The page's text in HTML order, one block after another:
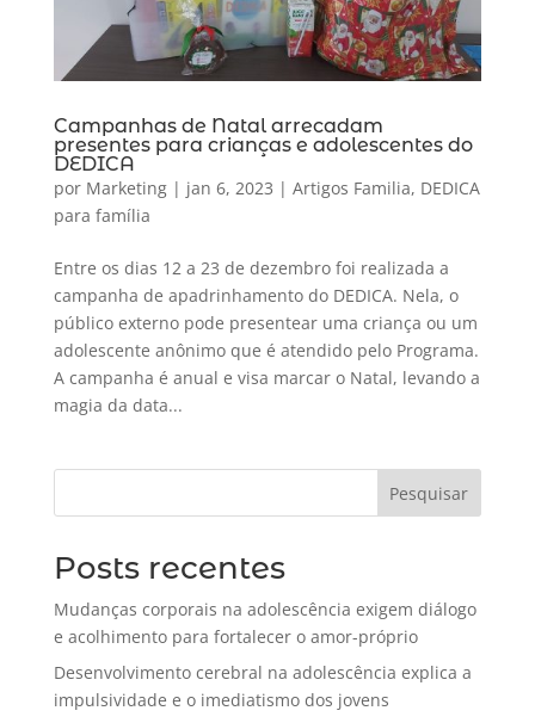
Campanhas de Natal arrecadam
presentes para crianças e adolescentes do
DEDICA
por Marketing| jan 6, 2023 | Artigos Familia, DEDICA
para família
Entre os dias 12 a 23 de dezembro foi realizada a
campanha de apadrinhamento do DEDICA. Nela, o
público externo pode presentear uma criança ou um
adolescente anônimo que é atendido pelo Programa.
A campanha é anual e visa marcar o Natal, levando a
magia da data...
Pesquisar
Posts recentes
Mudanças corporais na adolescência exigem diálogo
e acolhimento para fortalecer o amor-próprio
Desenvolvimento cerebral na adolescência explica a
impulsividade e o imediatismo dos jovens